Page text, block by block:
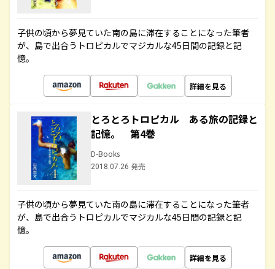
子供の頃から夢見ていた南の島に滞在することになった筆者
が、島で出合うトロピカルでマジカルな45日間の記録と記
憶。
詳細を見る
とろとろトロピカル ある旅の記録と
記憶。 第4巻
D-Books
2018.07.26 発売
子供の頃から夢見ていた南の島に滞在することになった筆者
が、島で出合うトロピカルでマジカルな45日間の記録と記
憶。
詳細を見る